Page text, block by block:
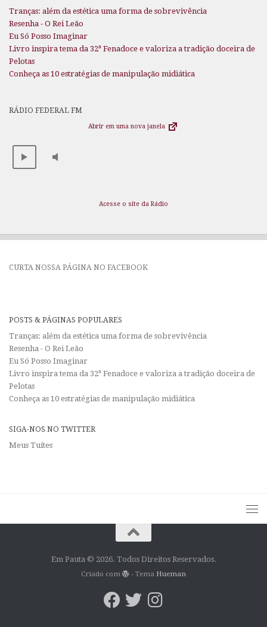
Tranças: além da estética uma forma de sobrevivência
Resenha - O Rei Leão
Eu Só Posso Imaginar
Livro inspira tema da 32ª Fenadoce e valoriza a tradição doceira de
Pelotas
Conheça as 10 estratégias de manipulação midiática
RÁDIO FEDERAL FM
Abrir em uma nova janela
Acesse o site da Rádio
CURTA NOSSA PÁGINA NO FACEBOOK
POSTS & PÁGINAS POPULARES
Tranças: além da estética uma forma de sobrevivência
Resenha - O Rei Leão
Eu Só Posso Imaginar
Livro inspira tema da 32ª Fenadoce e valoriza a tradição doceira de
Pelotas
Conheça as 10 estratégias de manipulação midiática
SIGA-NOS NO TWITTER
Meus Tuítes
Em Pauta © 2026. Todos Direitos Reservados.
Criado com - Tema Hueman